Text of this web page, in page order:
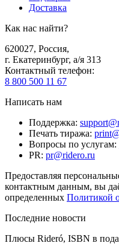
Доставка
Как нас найти?
620027, Россия,
г. Екатеринбург, а/я 313
Контактный телефон:
8 800 500 11 67
Написать нам
Поддержка:
Печать тиража:
Вопросы по услугам:
PR: pr@ridero.ru
Предоставляя
контактным данным, вы
определенных Политикой
Последние новости
Плюсы Rideró, ISBN в